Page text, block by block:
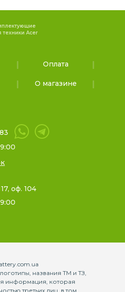
техники Acer
Оплата
О магазине
оф. 104
названия ТМ и ТЗ,
информация, которая
третьих лиц, в том